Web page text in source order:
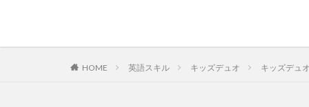
HOME 英語スキル キッズデュオ キッズデュ